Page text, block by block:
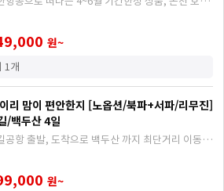
원~
1개
리 맘이 편안한지 [노옵션/북파+서파/리무진]
/백두산 4일
공항 출발, 도착으로 백두산 까지 최단거리 이동,
원~